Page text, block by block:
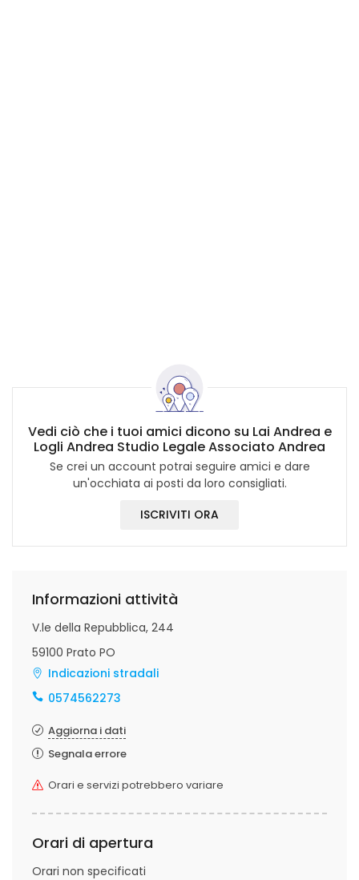
Vedi ciò che i tuoi amici dicono su Lai Andrea e
Logli Andrea Studio Legale Associato Andrea
Se crei un account potrai seguire amici e dare
un'occhiata ai posti da loro consigliati.
ISCRIVITI ORA
Informazioni attività
V.le della Repubblica, 244
59100 Prato PO
Indicazioni stradali
0574562273
Aggiorna i dati
Segnala errore
Orari e servizi potrebbero variare
Orari di apertura
Orari non specificati